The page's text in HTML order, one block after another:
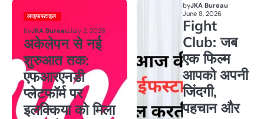
लाइफस्टाइल
byJKA BureauJuly 2, 2026
अकेलेपन से नई
शुरुआत तक:
एफआरएनडी
प्लेटफॉर्म पर
इलक्किया को मिला
byJKA Bureau
June 8, 2026
Fight
Club: जब
एक फिल्म
आपको अपनी
जिंदगी,
पहचान और